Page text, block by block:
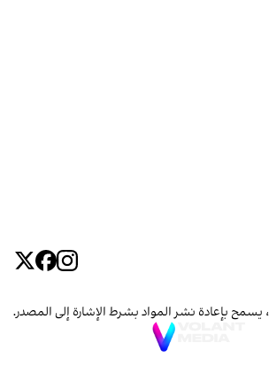
بإعادة نشر المواد بشرط الإشارة إلى المصدر.